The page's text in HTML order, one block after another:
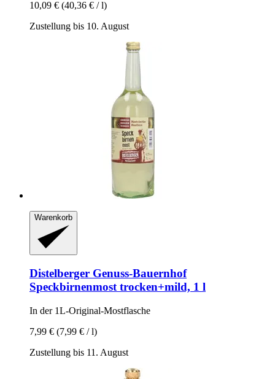
10,09 € (40,36 € / l)
Zustellung bis 10. August
Warenkorb
Distelberger Genuss-Bauernhof
Speckbirnenmost trocken+mild, 1 l
In der 1L-​Original-​Mostflasche
7,99 € (7,99 € / l)
Zustellung bis 11. August